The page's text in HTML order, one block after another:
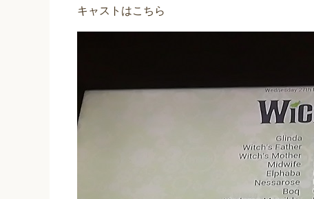
キャストはこちら